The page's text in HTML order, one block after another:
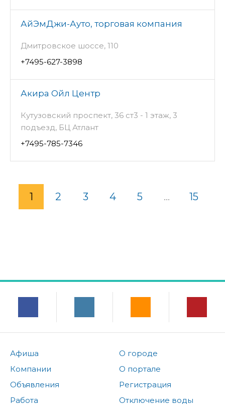
АйЭмДжи-Ауто, торговая компания
Дмитровское шоссе, 110
+7495-627-3898
Акира Ойл Центр
Кутузовский проспект, 36 ст3 - 1 этаж, 3
подъезд, БЦ Атлант
+7495-785-7346
1 2 3 4 5 ... 15
Афиша
Компании
Объявления
Работа
О городе
О портале
Регистрация
Отключение воды